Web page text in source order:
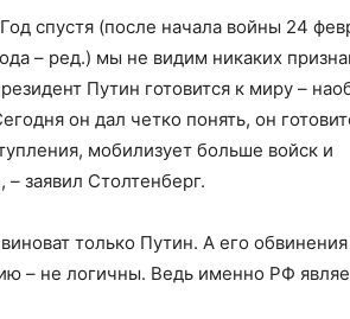
спустя (после начала войны 24
– ред.) мы не видим никаких
Путин готовится к миру –
он дал четко понять, он
мобилизует больше войск и
заявил Столтенберг.
только Путин. А его
– не логичны. Ведь именно РФ